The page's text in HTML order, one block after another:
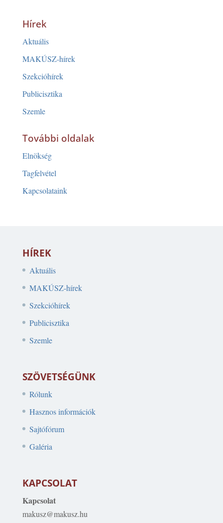
Hírek
Aktuális
MAKÚSZ-hírek
Szekcióhírek
Publicisztika
Szemle
További oldalak
Elnökség
Tagfelvétel
Kapcsolataink
HÍREK
Aktuális
MAKÚSZ-hírek
Szekcióhírek
Publicisztika
Szemle
SZÖVETSÉGÜNK
Rólunk
Hasznos információk
Sajtófórum
Galéria
KAPCSOLAT
Kapcsolat
makusz@makusz.hu